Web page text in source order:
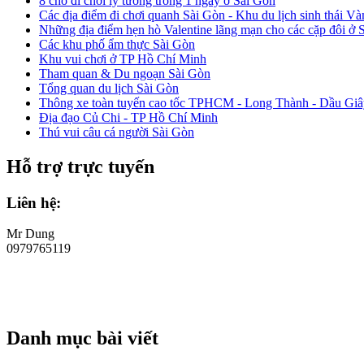
Các địa điểm đi chơi quanh Sài Gòn - Khu du lịch sinh thái
Những địa điểm hẹn hò Valentine lãng mạn cho các cặp đôi ở
Các khu phố ẩm thực Sài Gòn
Khu vui chơi ở TP Hồ Chí Minh
Tham quan & Du ngoạn Sài Gòn
Tổng quan du lịch Sài Gòn
Thông xe toàn tuyến cao tốc TPHCM - Long Thành - Dầu
Địa đạo Củ Chi - TP Hồ Chí Minh
Thú vui câu cá người Sài Gòn
Hỗ trợ trực tuyến
Liên hệ:
Mr Dung
0979765119
Danh mục bài viết